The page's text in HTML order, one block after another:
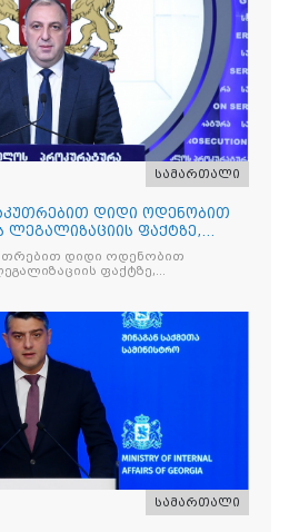
სამართალი
დიდი ოდენობით
ლეგალიზაციის ფაქტზე,
პ
დიდი ოდენობით
ფაქტზე,
სამართალი